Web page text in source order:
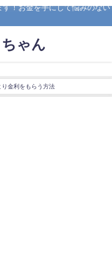
！お金を手にして悩みのない
ゃん
り金利をもらう方法